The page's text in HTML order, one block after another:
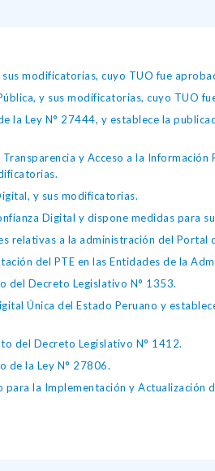
modificatorias, cuyo TUO fue
y sus modificatorias, cuyo TUO
la Ley N° 27444, y establece la
y Acceso a la
y sus modificatorias.
Digital y dispone medidas para
relativas a la administración del Portal
del PTE en las Entidades de la
del Decreto Legislativo N° 1353.
Única del Estado Peruano y
del Decreto Legislativo N° 1412.
de la Ley N° 27806.
la Implementación y Actualización